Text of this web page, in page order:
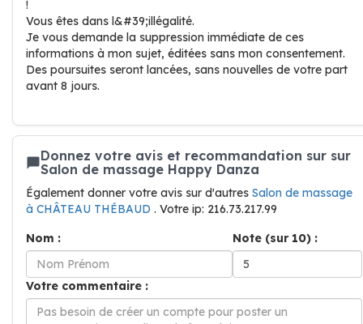
!
Vous êtes dans l&#39;illégalité.
Je vous demande la suppression immédiate de ces
informations à mon sujet, éditées sans mon consentement.
Des poursuites seront lancées, sans nouvelles de votre part
avant 8 jours.
Donnez votre avis et recommandation sur sur
Salon de massage Happy Danza
Également donner votre avis sur d'autres Salon de massage
à CHÂTEAU THÉBAUD . Votre ip: 216.73.217.99
Nom :
Note (sur 10) :
Votre commentaire :